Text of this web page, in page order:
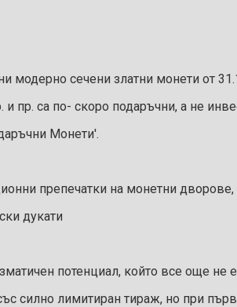
модерно сечени златни монети от
и пр. са по- скоро подаръчни, а не
Монети'.
препечатки на монетни
дукати
потенциал, който все още не
силно лимитиран тираж, но при